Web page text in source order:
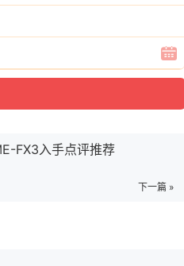
元【查看最近优惠活动】
FX3入手点评推荐
下一篇 »